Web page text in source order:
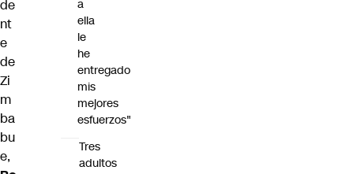
de
nt
e
de
Zi
m
ba
bu
e,
a
ella
le
he
entregado
mis
mejores
esfuerzos"
Tres
adultos